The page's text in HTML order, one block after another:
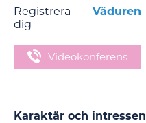
Registrera
dig
Väduren
Videokonferens
Karaktär och intressen